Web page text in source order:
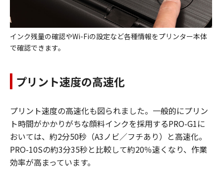
インク残量の確認やWi-Fiの設定など各種情報をプリンター本体
で確認できます。
プリント速度の高速化
プリント速度の高速化も図られました。一般的にプリン
ト時間がかかりがちな顔料インクを採用するPRO-G1に
おいては、約2分50秒（A3ノビ／フチあり）と高速化。
PRO-10Sの約3分35秒と比較して約20％速くなり、作業
効率が高まっています。